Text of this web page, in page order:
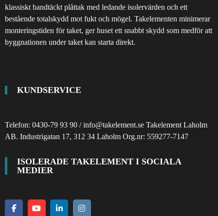
klassiskt bandtäckt plåttak med ledande isolervärden och ett
bestående totalskydd mot fukt och mögel. Takelementen minimerar
monteringstiden för taket, ger huset ett snabbt skydd som medför att
byggnationen under taket kan starta direkt.
KUNDSERVICE
Telefon: 0430-79 93 90 / info@takelement.se Takelement Laholm
AB. Industrigatan 17, 312 34 Laholm Org.nr: 559277-7147
ISOLERADE TAKELEMENT I SOCIALA
MEDIER